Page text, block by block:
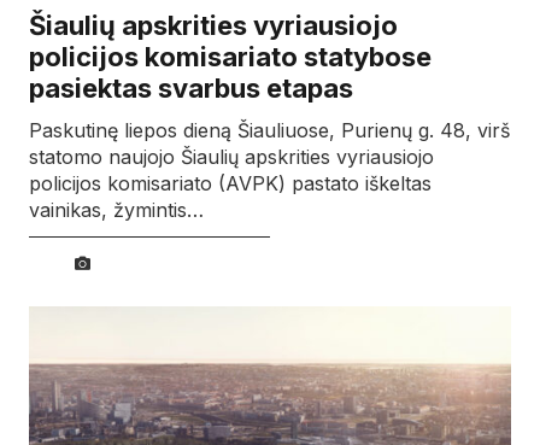
Šiaulių apskrities vyriausiojo
policijos komisariato statybose
pasiektas svarbus etapas
Paskutinę liepos dieną Šiauliuose, Purienų g. 48, virš
statomo naujojo Šiaulių apskrities vyriausiojo
policijos komisariato (AVPK) pastato iškeltas
vainikas, žymintis…